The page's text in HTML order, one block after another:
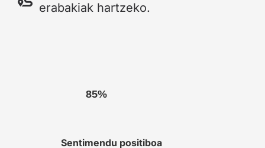
erabakiak hartzeko.
85%
Sentimendu positiboa